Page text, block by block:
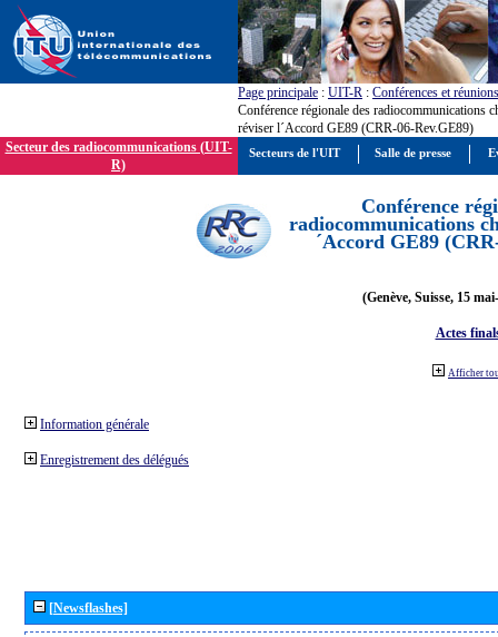
Page principale : UIT-R : Conférences et réunions
Conférence régionale des radiocommunications
réviser l´Accord GE89 (CRR-06-Rev.GE89)
Secteur des radiocommunications (UIT-
R)
Conférence
radiocommunications
´Accord GE89
(Genève, Suisse, 15
Actes
Afficher
Information générale
Enregistrement des délégués
[Newsflashes]
Secteurs de l'UIT Salle de presse